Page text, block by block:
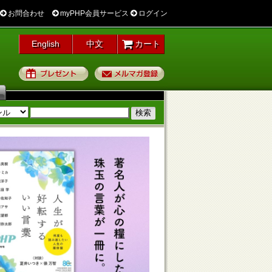
お問合わせ myPHP会員サービス ログイン
English 中文 カート
プレゼント